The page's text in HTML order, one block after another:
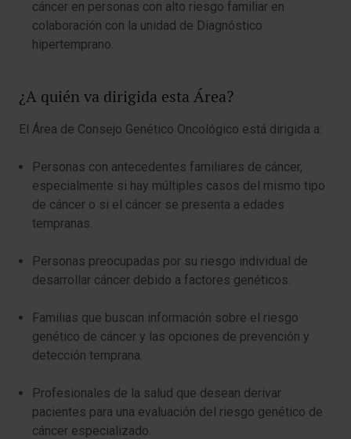
cáncer en personas con alto riesgo familiar en
colaboración con la unidad de Diagnóstico
hipertemprano.
¿A quién va dirigida esta Área?
El Área de Consejo Genético Oncológico está dirigida a:
Personas con antecedentes familiares de cáncer,
especialmente si hay múltiples casos del mismo tipo
de cáncer o si el cáncer se presenta a edades
tempranas.
Personas preocupadas por su riesgo individual de
desarrollar cáncer debido a factores genéticos.
Familias que buscan información sobre el riesgo
genético de cáncer y las opciones de prevención y
detección temprana.
Profesionales de la salud que desean derivar
pacientes para una evaluación del riesgo genético de
cáncer especializado.